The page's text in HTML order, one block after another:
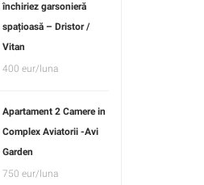
închiriez garsonieră
spațioasă – Dristor /
Vitan
400 eur/luna
Apartament 2 Camere in
Complex Aviatorii -Avi
Garden
750 eur/luna